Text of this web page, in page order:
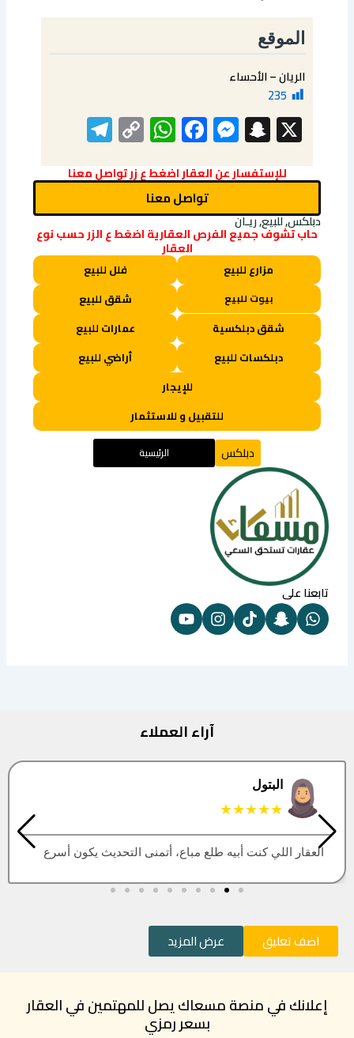
الموقع
الريان – الأحساء
235
X
Snapchat
Messenger
Facebook
WhatsApp
Copy
Link
للإستفسار عن العقار اضغط ع زر تواصل معنا
تواصل معنا
دبلكس, للبيع, ريـان
حاب تشوف جميع الفرص العقارية اضغط ع الزر حسب نوع
العقار
مزارع للبيع فلل للبيع
بيوت للبيع
شقق للبيع
شقق دبلكسية
عمارات للبيع
دبلكسات للبيع
أراضي للبيع
للإيجار
للتقبيل و للاستثمار
دبلكس الرئيسية
تابعنا على
آراء العملاء
البتول
★★★★★
العقار اللي كنت أبيه طلع مباع، أتمنى التحديث يكون أسرع
اضف تعليق عرض المزيد
إعلانك في منصة مسعاك يصل للمهتمين في العقار
بسعر رمزي